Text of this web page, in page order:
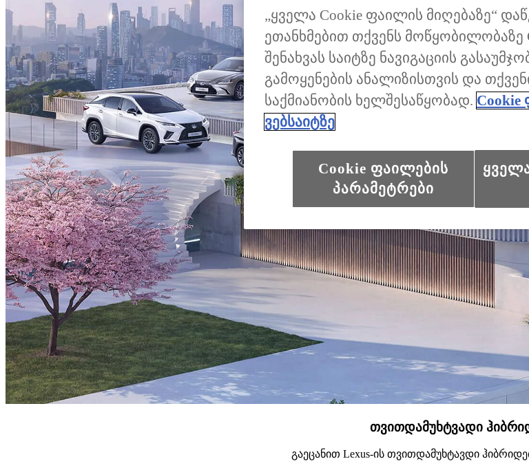
თვითდამუხტვადი
გაეცანით Lexus-ის თვითდამუხტავდი
„ყველა Cookie ფაილის მიღებაზე“
ეთანხმებით თქვენს მოწყობილობაზე
შენახვას საიტზე ნავიგაციის
გამოყენების ანალიზისთვის და
საქმიანობის ხელშესაწყობად. Cookie
ვებსაიტზე
Cookie ფაილების
პარამეტრები